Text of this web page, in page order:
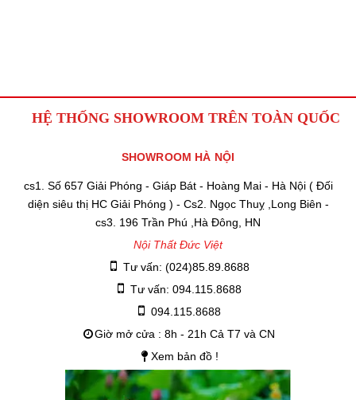
HỆ THỐNG SHOWROOM TRÊN TOÀN QUỐC
SHOWROOM HÀ NỘI
cs1. Số 657 Giải Phóng - Giáp Bát - Hoàng Mai - Hà Nội ( Đối
diện siêu thị HC Giải Phóng ) - Cs2. Ngọc Thuỵ ,Long Biên -
cs3. 196 Trần Phú ,Hà Đông, HN
Nội Thất Đức Việt
Tư vấn: (024)85.89.8688
Tư vấn: 094.115.8688
094.115.8688
Giờ mở cửa : 8h - 21h Cả T7 và CN
Xem bản đồ !